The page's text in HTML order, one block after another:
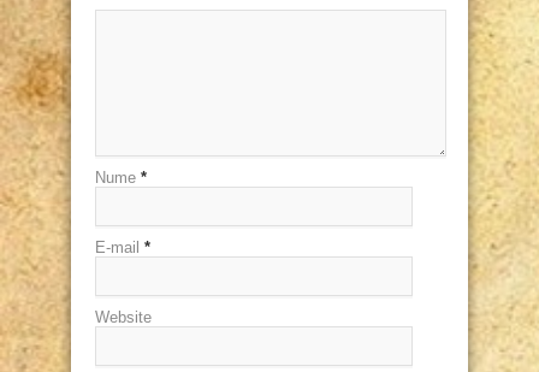
Nume *
E-mail *
Website